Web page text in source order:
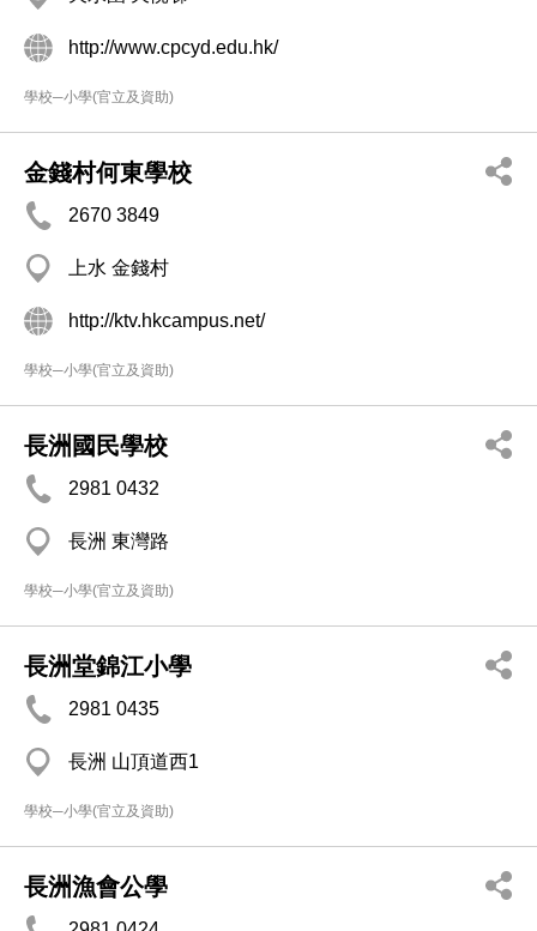
http://www.cpcyd.edu.hk/
學校─小學(官立及資助)
金錢村何東學校
2670 3849
上水 金錢村
http://ktv.hkcampus.net/
學校─小學(官立及資助)
長洲國民學校
2981 0432
長洲 東灣路
學校─小學(官立及資助)
長洲堂錦江小學
2981 0435
長洲 山頂道西1
學校─小學(官立及資助)
長洲漁會公學